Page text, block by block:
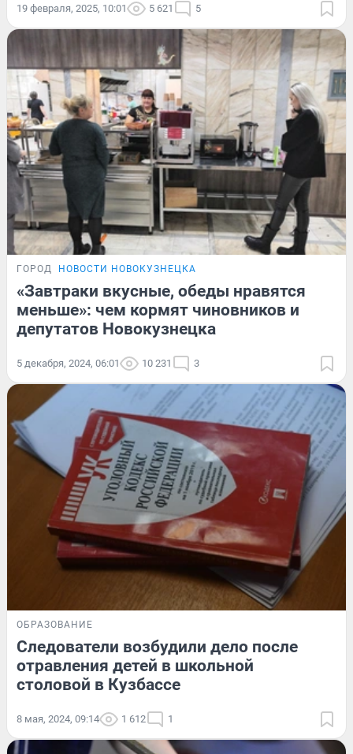
19 февраля, 2025, 10:01 5 621 5
ГОРОД НОВОСТИ НОВОКУЗНЕЦКА
«Завтраки вкусные, обеды нравятся
меньше»: чем кормят чиновников и
депутатов Новокузнецка
5 декабря, 2024, 06:01 10 231 3
ОБРАЗОВАНИЕ
Следователи возбудили дело после
отравления детей в школьной
столовой в Кузбассе
8 мая, 2024, 09:14 1 612 1